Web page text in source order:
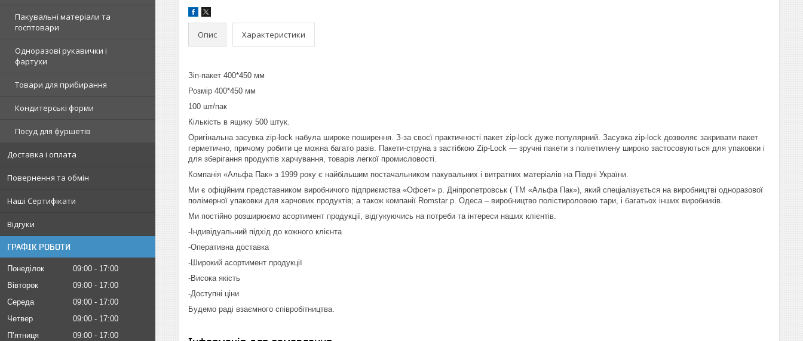
Пакувальні матеріали та
госптовари
Одноразові рукавички і
фартухи
Товари для прибирання
Кондитерські форми
Посуд для фуршетів
Доставка і оплата
Повернення та обмін
Наші Сертифікати
Відгуки
ГРАФІК РОБОТИ
Понеділок 09:00
17:00
Вівторок
09:00
17:00
Середа
09:00
17:00
Четвер
09:00
17:00
Пʼятниця
09:00
17:00
Опис Характеристики
Зіп-пакет 400*450 мм
Розмір 400*450 мм
100 шт/пак
Кількість в ящику 500 штук.
Оригінальна засувка zip-lock набула широке поширення. З-за своєї практичності пакет zip-lock дуже популярний. Засувка zip-lock дозволяє закривати пакет
герметично, причому робити це можна багато разів. Пакети-струна з застібкою Zip-Lock ― зручні пакети з поліетилену широко застосовуються для упаковки і
для зберігання продуктів харчування, товарів легкої промисловості.
Компанія «Альфа Пак» з 1999 року є найбільшим постачальником пакувальних і витратних матеріалів на Півдні України.
Ми є офіційним представником виробничого підприємства «Офсет» р. Дніпропетровськ ( ТМ «Альфа Пак»), який спеціалізується на виробництві одноразової
полімерної упаковки для харчових продуктів; а також компанії Romstar р. Одеса – виробництво полістироловою тари, і багатьох інших виробників.
Ми постійно розширюємо асортимент продукції, відгукуючись на потреби та інтереси наших клієнтів.
-Індивідуальний підхід до кожного клієнта
-Оперативна доставка
-Широкий асортимент продукції
-Висока якість
-Доступні ціни
Будемо раді взаємного співробітництва.